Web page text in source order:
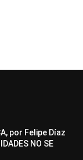
por Felipe Díaz
NO SE